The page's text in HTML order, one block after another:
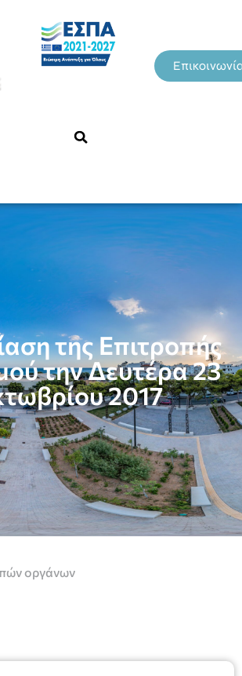
της Επιτροπής
την Δευτέρα 23
2017
οργάνων